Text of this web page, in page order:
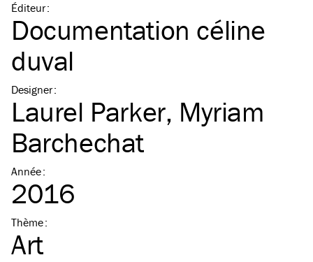
Éditeur:
Documentation céline
duval
Designer:
Laurel Parker, Myriam
Barchechat
Année:
2016
Thème:
Art